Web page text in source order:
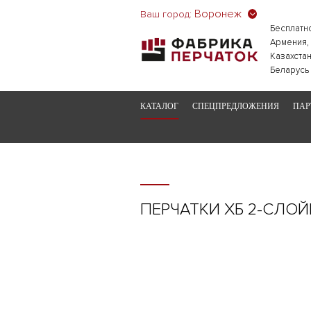
Ваш город: Воронеж
Армения,
Беларусь
КАТАЛОГ СПЕЦПРЕДЛОЖЕНИЯ
ПЕРЧАТКИ ХБ 2-